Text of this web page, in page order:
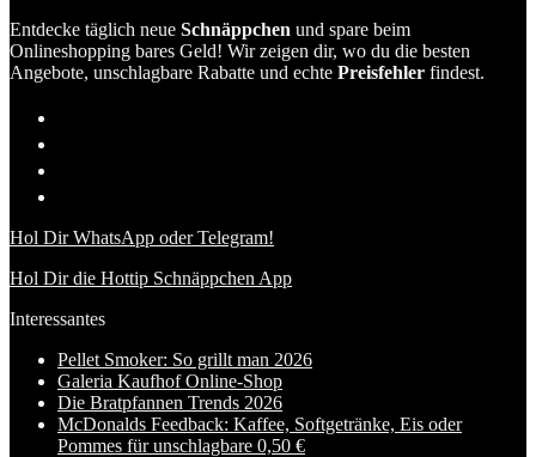
Entdecke täglich neue Schnäppchen und spare beim
Onlineshopping bares Geld! Wir zeigen dir, wo du die besten
Angebote, unschlagbare Rabatte und echte Preisfehler findest.
Hol Dir WhatsApp oder Telegram!
Hol Dir die Hottip Schnäppchen App
Interessantes
Pellet Smoker: So grillt man 2026
Galeria Kaufhof Online-Shop
Die Bratpfannen Trends 2026
McDonalds Feedback: Kaffee, Softgetränke, Eis oder
Pommes für unschlagbare 0,50 €